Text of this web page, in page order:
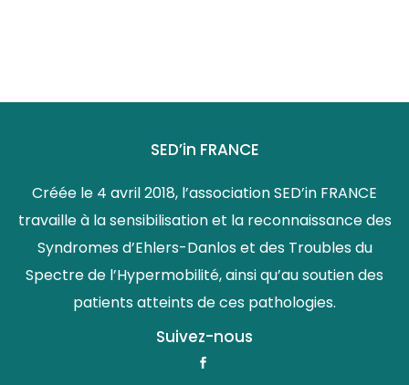
SED’in FRANCE
Créée le 4 avril 2018, l’association SED’in FRANCE
travaille à la sensibilisation et la reconnaissance des
Syndromes d’Ehlers-Danlos et des Troubles du
Spectre de l’Hypermobilité, ainsi qu’au soutien des
patients atteints de ces pathologies.
Suivez-nous